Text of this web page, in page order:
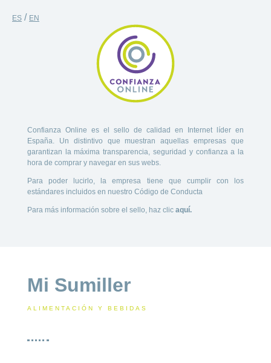
ES / EN
Confianza Online es el sello de calidad en Internet líder en
España. Un distintivo que muestran aquellas empresas que
garantizan la máxima transparencia, seguridad y confianza a la
hora de comprar y navegar en sus webs.
Para poder lucirlo, la empresa tiene que cumplir con los
estándares incluidos en nuestro Código de Conducta
Para más información sobre el sello, haz clic aquí.
Mi Sumiller
ALIMENTACIÓN Y BEBIDAS